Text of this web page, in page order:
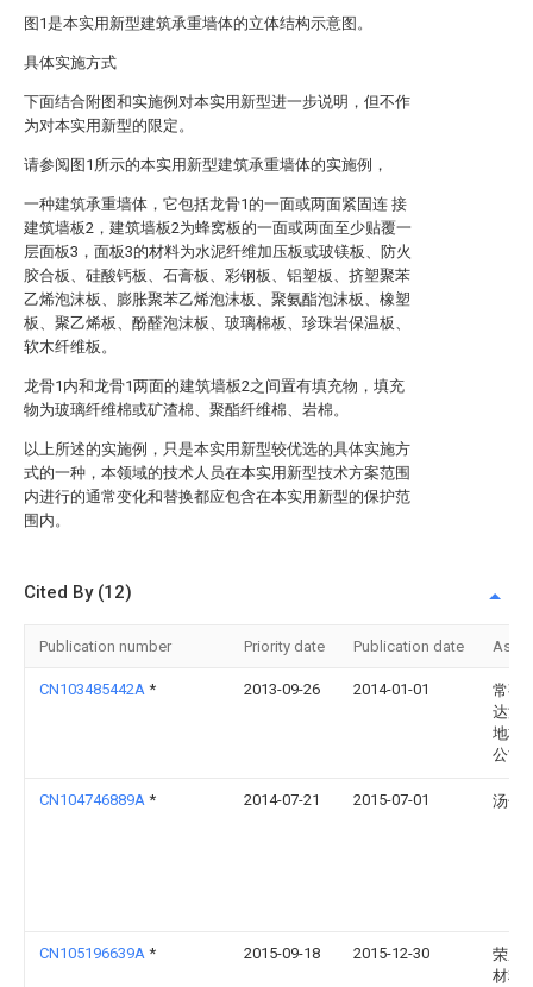
图1是本实用新型建筑承重墙体的立体结构示意图。
具体实施方式
下面结合附图和实施例对本实用新型进一步说明，但不作
为对本实用新型的限定。
请参阅图1所示的本实用新型建筑承重墙体的实施例，
一种建筑承重墙体，它包括龙骨1的一面或两面紧固连 接
建筑墙板2，建筑墙板2为蜂窝板的一面或两面至少贴覆一
层面板3，面板3的材料为水泥纤维加压板或玻镁板、防火
胶合板、硅酸钙板、石膏板、彩钢板、铝塑板、挤塑聚苯
乙烯泡沫板、膨胀聚苯乙烯泡沫板、聚氨酯泡沫板、橡塑
板、聚乙烯板、酚醛泡沫板、玻璃棉板、珍珠岩保温板、
软木纤维板。
龙骨1内和龙骨1两面的建筑墙板2之间置有填充物，填充
物为玻璃纤维棉或矿渣棉、聚酯纤维棉、岩棉。
以上所述的实施例，只是本实用新型较优选的具体实施方
式的一种，本领域的技术人员在本实用新型技术方案范围
内进行的通常变化和替换都应包含在本实用新型的保护范
围内。
Cited By (12)
Publication number Priority date Publication date
CN103485442A * 2013-09-26 2014-01-01
常熟
达洁
地板
公司
CN104746889A * 2014-07-21 2015-07-01 汤子
CN105196639A * 2015-09-18 2015-12-30
荣成
材料